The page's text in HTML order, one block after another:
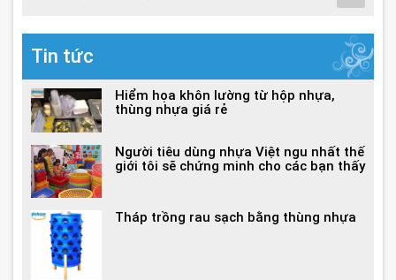
Tin tức
Hiểm họa khôn lường từ hộp nhựa,
thùng nhựa giá rẻ
Người tiêu dùng nhựa Việt ngu nhất thế
giới tôi sẽ chứng minh cho các bạn thấy
Tháp trồng rau sạch bằng thùng nhựa